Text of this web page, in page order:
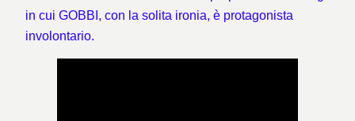
in cui GOBBI, con la solita ironia, è protagonista
involontario.